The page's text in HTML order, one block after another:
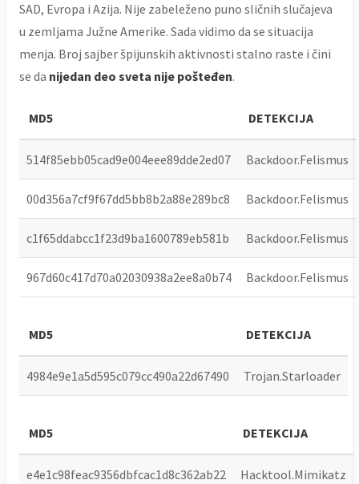
SAD, Evropa i Azija. Nije zabeleženo puno sličnih slučajeva
u zemljama Južne Amerike. Sada vidimo da se situacija
menja. Broj sajber špijunskih aktivnosti stalno raste i čini
se da nijedan deo sveta nije pošteđen.
MD5 DETEKCIJA
514f85ebb05cad9e004eee89dde2ed07 Backdoor.Felismus
00d356a7cf9f67dd5bb8b2a88e289bc8 Backdoor.Felismus
c1f65ddabcc1f23d9ba1600789eb581b Backdoor.Felismus
967d60c417d70a02030938a2ee8a0b74 Backdoor.Felismus
MD5 DETEKCIJA
4984e9e1a5d595c079cc490a22d67490 Trojan.Starloader
MD5 DETEKCIJA
e4e1c98feac9356dbfcac1d8c362ab22 Hacktool.Mimikatz